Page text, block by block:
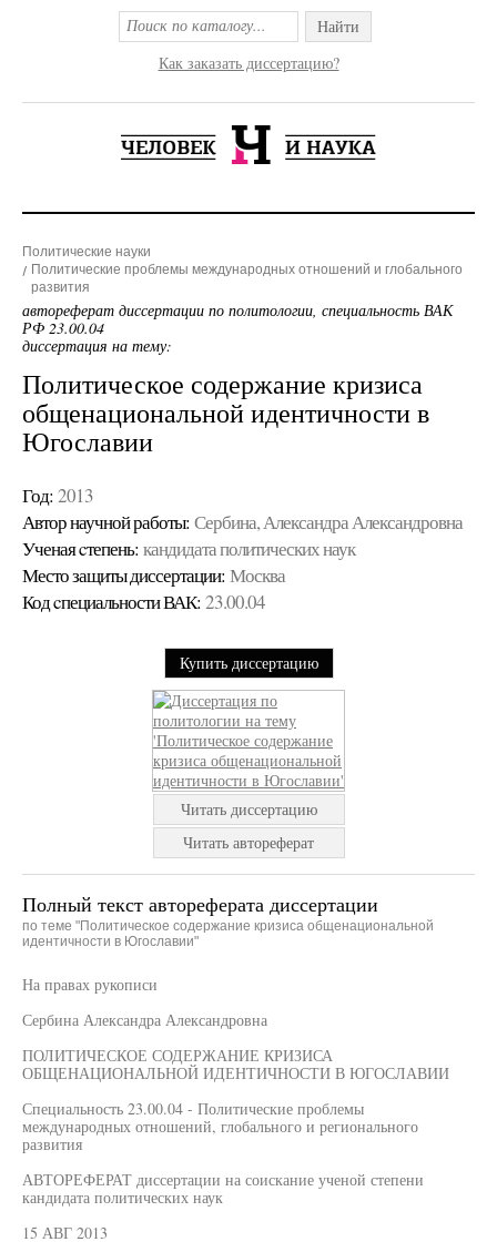
Найти
Как заказать диссертацию?
Политические науки
Политические проблемы международных отношений и глобального
развития
автореферат диссертации по политологии, специальность ВАК
РФ 23.00.04
диссертация на тему:
Политическое содержание кризиса
общенациональной идентичности в
Югославии
Год: 2013
Автор научной работы: Сербина, Александра Александровна
Ученая cтепень: кандидата политических наук
Место защиты диссертации: Москва
Код cпециальности ВАК: 23.00.04
Купить диссертацию
Читать диссертацию
Читать автореферат
Полный текст автореферата диссертации
по теме "Политическое содержание кризиса общенациональной
идентичности в Югославии"
На правах рукописи
Сербина Александра Александровна
ПОЛИТИЧЕСКОЕ СОДЕРЖАНИЕ КРИЗИСА
ОБЩЕНАЦИОНАЛЬНОЙ ИДЕНТИЧНОСТИ В ЮГОСЛАВИИ
Специальность 23.00.04 - Политические проблемы
международных отношений, глобального и регионального
развития
АВТОРЕФЕРАТ диссертации на соискание ученой степени
кандидата политических наук
15 АВГ 2013